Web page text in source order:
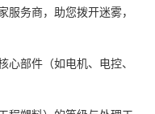
务商，助您拨开迷雾，
部件（如电机、电控、